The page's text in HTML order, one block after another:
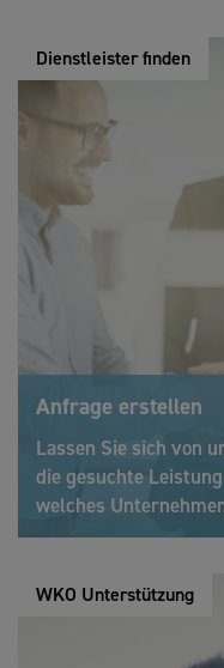
Dienstleister finden
Anfrage erstellen
Lassen Sie sich von
die gesuchte
welches
WKO Unterstützung